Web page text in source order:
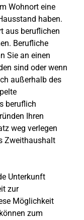
Wohnort eine
haben.
aus beruflichen
Berufliche
Sie an einen
sind oder wenn
außerhalb des
beruflich
Ihren
weg verlegen
Zweithaushalt
Unterkunft
zur
Möglichkeit
zum